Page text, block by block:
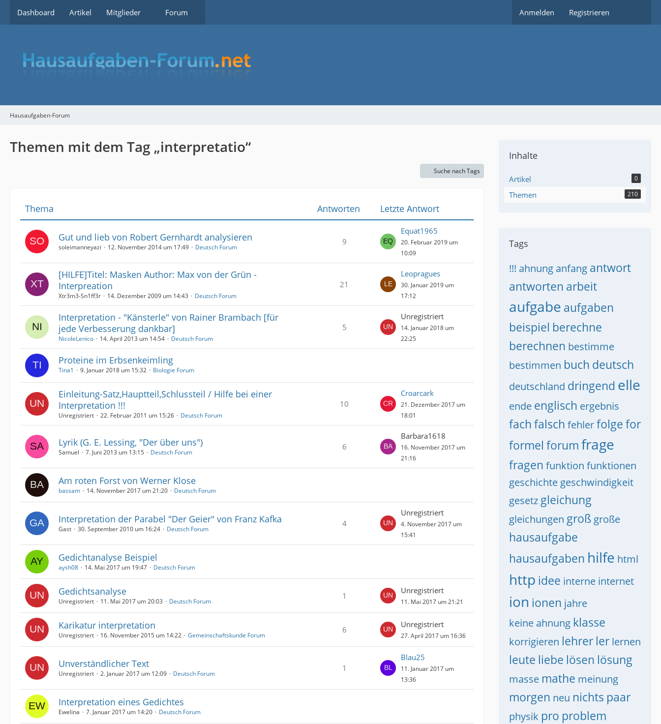
Dashboard Artikel Mitglieder Forum Anmelden Registrieren
Hausaufgaben-Forum
Themen mit dem Tag „interpretatio“
Suche nach Tags
Thema Antworten Letzte Antwort
Gut und lieb von Robert Gernhardt analysieren
soleimanneyazi 12. November 2014 um 17:49 Deutsch Forum
9
Equat1965
20. Februar 2019 um
10:09
[HILFE]Titel: Masken Author: Max von der Grün -
Interpreation
Xtr3m3-Sn1ff3r 14. Dezember 2009 um 14:43 Deutsch Forum
21
Leopragues
30. Januar 2019 um
17:12
Interpretation - "Känsterle" von Rainer Brambach [für
jede Verbesserung dankbar]
NicoleLenico 14. April 2013 um 14:54 Deutsch Forum
5
Unregistriert
14. Januar 2018 um
22:25
Proteine im Erbsenkeimling
Tina1 9. Januar 2018 um 15:32 Biologie Forum
Einleitung-Satz,Hauptteil,Schlussteil / Hilfe bei einer
Interpretation !!!
Unregistriert 22. Februar 2011 um 15:26 Deutsch Forum
10
Croarcark
21. Dezember 2017 um
18:01
Lyrik (G. E. Lessing, "Der über uns")
Samuel 7. Juni 2013 um 13:15 Deutsch Forum
6
Barbara1618
16. November 2017 um
21:16
Am roten Forst von Werner Klose
bassam 14. November 2017 um 21:20 Deutsch Forum
Interpretation der Parabel "Der Geier" von Franz Kafka
Gast 30. September 2010 um 16:24 Deutsch Forum
4
Unregistriert
4. November 2017 um
15:41
Gedichtanalyse Beispiel
aysh08 14. Mai 2017 um 19:47 Deutsch Forum
Gedichtsanalyse
Unregistriert 11. Mai 2017 um 20:03 Deutsch Forum
1
Unregistriert
11. Mai 2017 um 21:21
Karikatur interpretation
Unregistriert 16. November 2015 um 14:22 Gemeinschaftskunde Forum
6
Unregistriert
27. April 2017 um 16:36
Unverständlicher Text
Unregistriert 2. Januar 2017 um 12:09 Deutsch Forum
1
Blau25
11. Januar 2017 um
13:36
Interpretation eines Gedichtes
Ewelina 7. Januar 2017 um 14:20 Deutsch Forum
Inhalte
Artikel 0
Themen 210
Tags
!!! ahnung anfang antwort
antworten arbeit
aufgabe aufgaben
beispiel berechne
berechnen bestimme
bestimmen buch deutsch
deutschland dringend elle
ende englisch ergebnis
fachfalsch fehlerfolgefor
formel forumfrage
fragen funktion funktionen
geschichte geschwindigkeit
gesetz gleichung
gleichungen groß große
hausaufgabe
hausaufgaben hilfe html
http idee interne internet
ion ionen jahre
keine ahnung klasse
korrigieren lehrer ler lernen
leute liebe lösen lösung
masse mathe meinung
morgen neu nichts paar
physik pro problem